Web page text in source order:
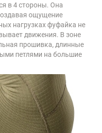
в 4 стороны. Она
ощущение
нагрузках фуфайка не
движения. В зоне
прошивка, длинные
петлями на большие